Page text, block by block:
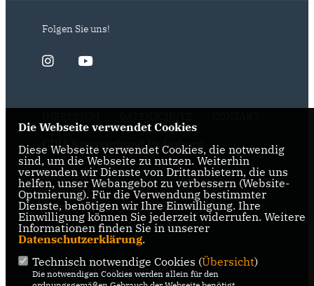
Folgen Sie uns!
CDU-Kreisverband Paderborn
CDU-NRW
Bernhard Hoppe-Biermeyer MdL
CDU Deutschlands
Carsten Linnemann MdB
Die Webseite verwendet Cookies
Diese Webseite verwendet Cookies, die notwendig
sind, um die Webseite zu nutzen. Weiterhin
verwenden wir Dienste von Drittanbietern, die uns
helfen, unser Webangebot zu verbessern (Website-
Optmierung). Für die Verwendung bestimmter
Dienste, benötigen wir Ihre Einwilligung. Ihre
Einwilligung können Sie jederzeit widerrufen. Weitere
Informationen finden Sie in unserer
Datenschutzerklärung.
Technisch notwendige Cookies (Übersicht)
Die notwendigen Cookies werden allein für den